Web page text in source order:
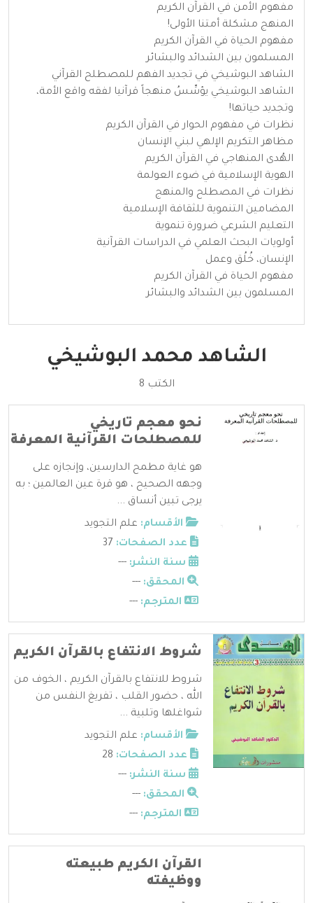
مفهوم الأمن في القرآن الكريم
المنهج مشكلة أمتنا الأولى!
مفهوم الحياة في القرآن الكريم
المسلمون بين الشدائد والبشائر
الشاهد البوشيخي في تجديد الفهم للمصطلح القرآني
الشاهد البوشيخي يؤسِّسُ منهجاً قرآنيا لفقه واقع الأمة،
وتجديد حياتها!
نظرات في مفهوم الحوار في القرآن الكريم
مظاهر التكريم الإلهي لبني الإنسان
الهُدى المنهاجي في القرآن الكريم
الهوية الإسلامية في ضوء العولمة
نظرات في المصطلح والمنهج
المضامين التنموية للثقافة الإسلامية
التعليم الشرعي ضرورة تنموية
أولويات البحث العلمي في الدراسات القرآنية
الإنسان، خُلُق وعمل
مفهوم الحياة في القرآن الكريم
المسلمون بين الشدائد والبشائر
الشاهد محمد البوشيخي
الكتب 8
نحو معجم تاريخي
للمصطلحات القرآنية المعرفة
هو غاية مطمح الدارسين، وإنجازه على
وجهه الصحيح ، هو قرة عين العالمين ؛ به
يرجى تبين أنساق ...
الأقسام: علم التجويد
عدد الصفحات:
سنة النشر: ---
المحقق: ---
المترجم: ---
شروط الانتفاع بالقرآن الكريم
شروط للانتفاع بالقرآن الكريم ، الخوف من
الله ، حضور القلب ، تفريغ النفس من
شواغلها وتلبية ...
الأقسام: علم التجويد
عدد الصفحات:
سنة النشر: ---
المحقق: ---
المترجم: ---
القرآن الكريم طبيعته
ووظيفته